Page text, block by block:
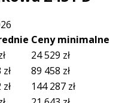
Ceny minimalne
24 529 zł
zł 89 458 zł
zł 144 287 zł